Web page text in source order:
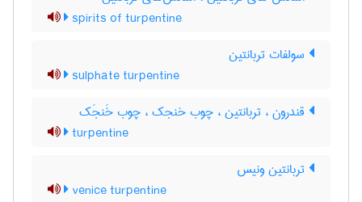
spirits of turpentine
سولفات تربانتین
sulphate turpentine
قندرون ، تربانتین ، چوب خنجک ، چوب خَنجَک
turpentine
تربانتین ونیس
venice turpentine